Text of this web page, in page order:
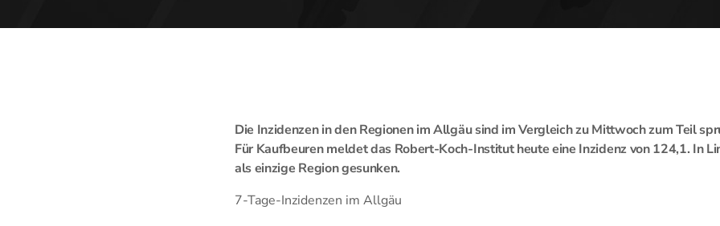
Die Inzidenzen in den Regionen im Allgäu sind im Vergleich zu Mittwoch zum Teil
Für Kaufbeuren meldet das Robert-Koch-Institut heute eine Inzidenz von 124,1. In
als einzige Region gesunken.
7-Tage-Inzidenzen im Allgäu